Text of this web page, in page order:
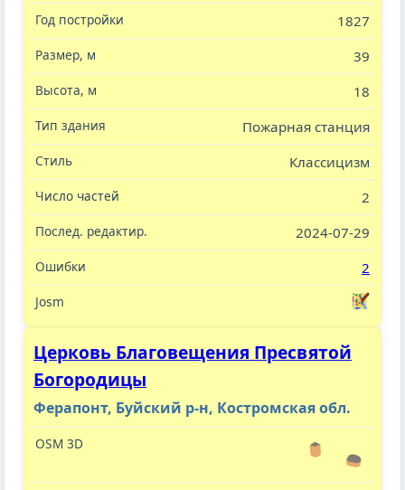
1827
39
18
Пожарная станция
Классицизм
2
2024-07-29
2
Церковь Благовещения Пресвятой
Богородицы
Ферапонт, Буйский р-н, Костромская обл.